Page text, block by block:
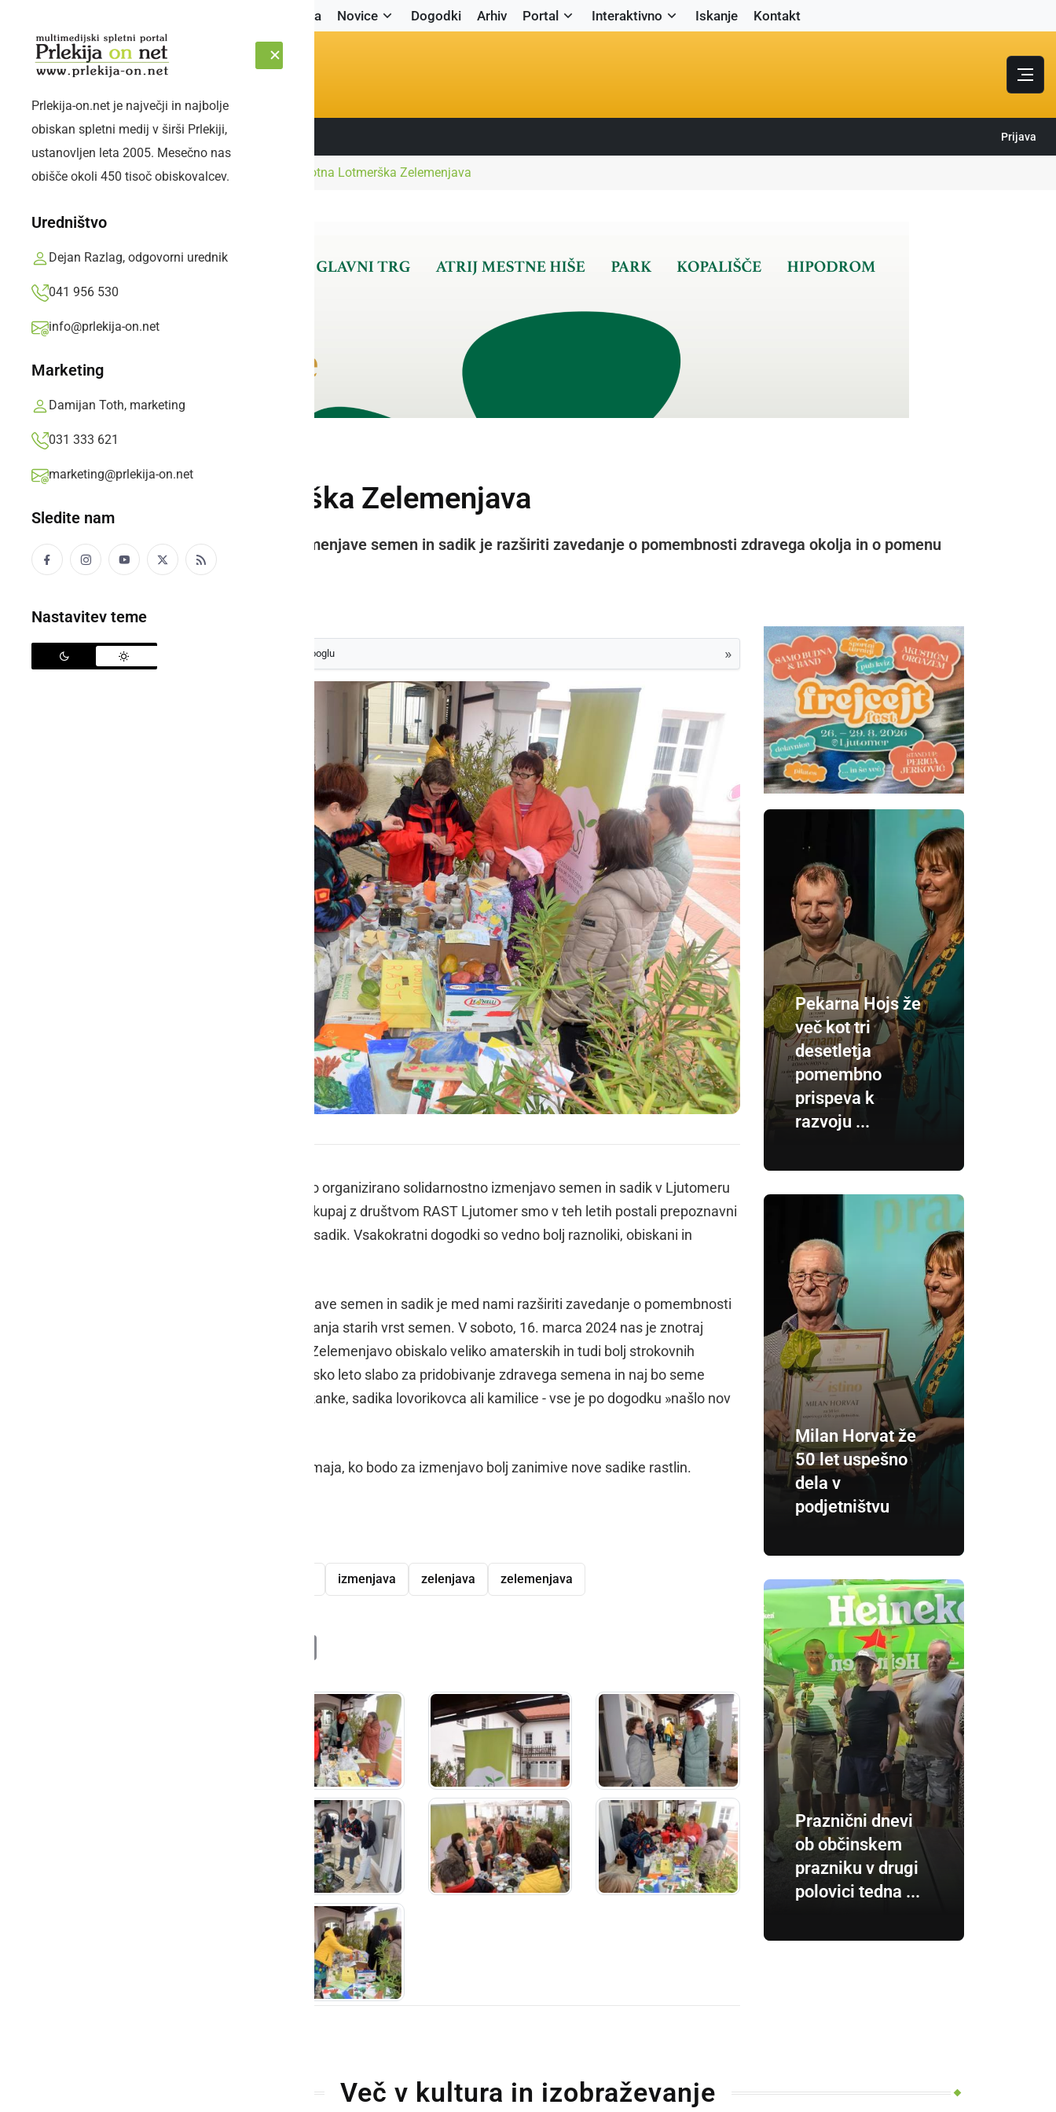
Naslovnica Novice Dogodki Arhiv Portal Interaktivno Iskanje Kontakt
SOBOTA, 8. AVGUST 2026 Sledite nam: Prijava
Prlekija-on.net je največji in najbolje
obiskan spletni medij v širši Prlekiji,
ustanovljen leta 2005. Mesečno nas
obišče okoli 450 tisoč obiskovalcev.
Uredništvo
Dejan Razlag, odgovorni urednik
041 956 530
info@prlekija-on.net
Marketing
Damijan Toth, marketing
031 333 621
marketing@prlekija-on.net
Sledite nam
Nastavitev teme
Naslovnica Kultura in izobraževanje Sobotna Lotmerška Zelemenjava
Sobotna Lotmerška Zelemenjava
Osnovni namen vsakokratne izmenjave semen in sadik je razširiti zavedanje o pomembnosti zdravega okolja in o pomenu
ohranjanja starih vrst semen.
Izberite kot svoj prednostni vir na Googlu »
Od februarja 2016, ko smo imeli prvo organizirano solidarnostno izmenjavo semen in sadik v Ljutomeru
do danes je minilo kar nekaj časa. Skupaj z društvom RAST Ljutomer smo v teh letih postali prepoznavni
kot izmenjevalci domačih semen in sadik. Vsakokratni dogodki so vedno bolj raznoliki, obiskani in
Osnovni namen vsakokratne izmenjave semen in sadik je med nami razširiti zavedanje o pomembnosti
zdravega okolja in o pomenu ohranjanja starih vrst semen. V soboto, 16. marca 2024 nas je znotraj
napovedanega časa za Lotmerško Zelemenjavo obiskalo veliko amaterskih in tudi bolj strokovnih
vrtičkarjev. Kljub temu, da je bilo lansko leto slabo za pridobivanje zdravega semena in naj bo seme
cvetlic, solat, peteršilja ali buče velikanke, sadika lovorikovca ali kamilice - vse je po dogodku »našlo nov
Ponovno se bomo družili v začetku maja, ko bodo za izmenjavo bolj zanimive nove sadike rastlin.
izmenjava zelenjava zelemenjava
PrintFriendly
Pekarna Hojs že
več kot tri
desetletja
pomembno
prispeva k
razvoju ...
Milan Horvat že
50 let uspešno
dela v
podjetništvu
Praznični dnevi
ob občinskem
prazniku v drugi
polovici tedna ...
Več v kultura in izobraževanje